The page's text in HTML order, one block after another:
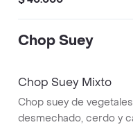
Chop Suey
Chop Suey Mixto
Chop suey de
desmechado, cerdo y